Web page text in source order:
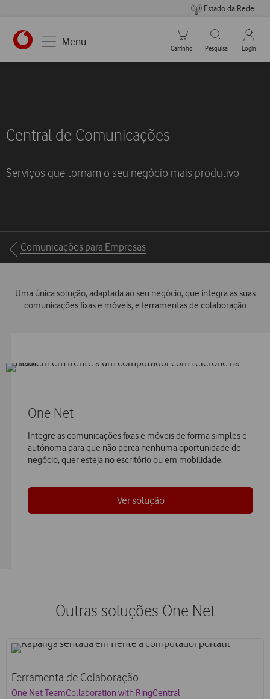
Estado da Rede
Menu
Carrinho de compras
Carrinho
Pesquisar
Pesquisa
My
Login
Central de Comunicações
Serviços que tornam o seu negócio mais produtivo
Breadcrumbs
Comunicações para Empresas
Uma única solução, adaptada ao seu negócio, que integra as suas
comunicações fixas e móveis, e ferramentas de colaboração
One Net
Integre as comunicações fixas e móveis de forma simples e
autónoma para que não perca nenhuma oportunidade de
negócio, quer esteja no escritório ou em mobilidade.
Ver solução
Outras soluções One Net
Ferramenta de Colaboração
One Net TeamCollaboration with RingCentral